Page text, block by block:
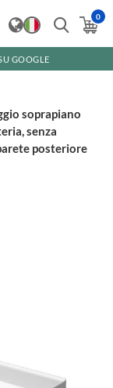
0
GOOGLE
soprapiano
senza
posteriore